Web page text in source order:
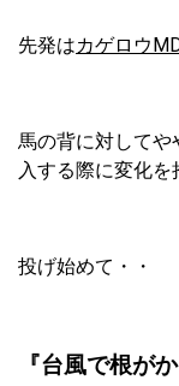
先発はカゲロウ
馬の背に対してや
入する際に変化を
投げ始めて・・
『台風で根が